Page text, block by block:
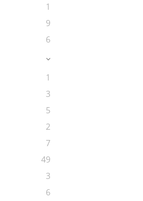
1
9
6
1
3
5
2
7
49
3
6